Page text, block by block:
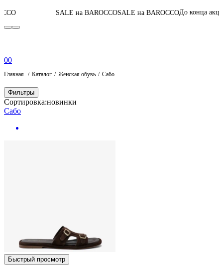
SALE на BAROCCOSALE на BAROCCOДо конца акции04:15:33:
00
Главная Каталог Женская обувь Сабо
Фильтры
Сортировка:новинки
Сабо
Быстрый просмотр